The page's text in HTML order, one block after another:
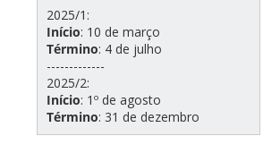
2025/1:
Início: 10 de março
Término: 4 de julho
-------------
2025/2:
Início: 1º de agosto
Término: 31 de dezembro